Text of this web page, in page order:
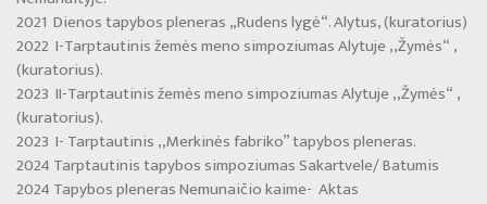
2021 Dienos tapybos pleneras „Rudens lygė“. Alytus, (kuratorius)
2022 I-Tarptautinis žemės meno simpoziumas Alytuje ,,Žymės“ ,
(kuratorius).
2023 II-Tarptautinis žemės meno simpoziumas Alytuje ,,Žymės“ ,
(kuratorius).
2023 I- Tarptautinis ,,Merkinės fabriko” tapybos pleneras.
2024 Tarptautinis tapybos simpoziumas Sakartvele/ Batumis
2024 Tapybos pleneras Nemunaičio kaime- Aktas